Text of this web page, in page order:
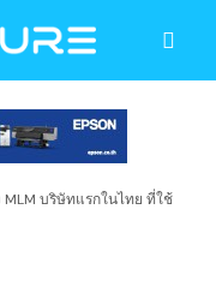
MLM บริษัทแรกในไทย ที่ใช้